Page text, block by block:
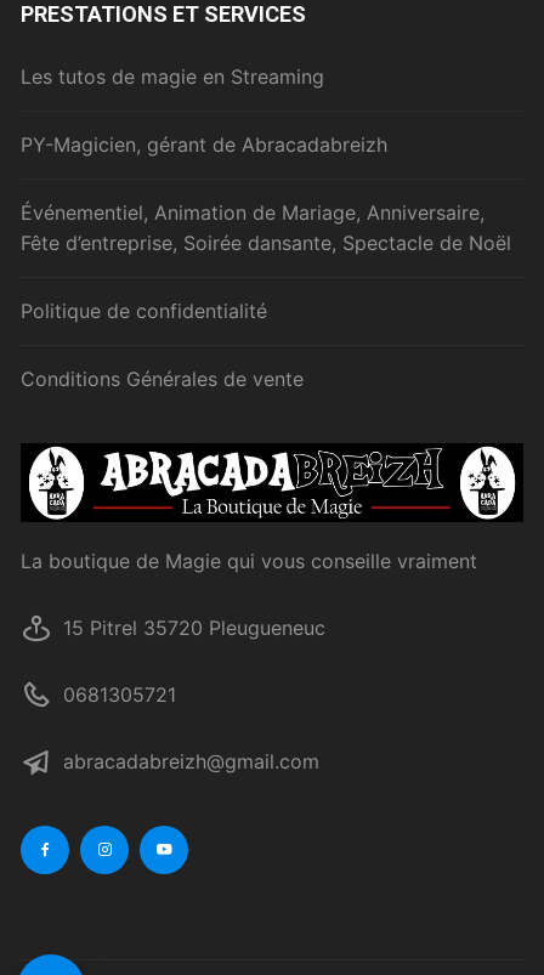
PRESTATIONS ET SERVICES
Les tutos de magie en Streaming
PY-Magicien, gérant de Abracadabreizh
Événementiel, Animation de Mariage, Anniversaire,
Fête d’entreprise, Soirée dansante, Spectacle de Noël
Politique de confidentialité
Conditions Générales de vente
La boutique de Magie qui vous conseille vraiment
15 Pitrel 35720 Pleugueneuc
0681305721
abracadabreizh@gmail.com